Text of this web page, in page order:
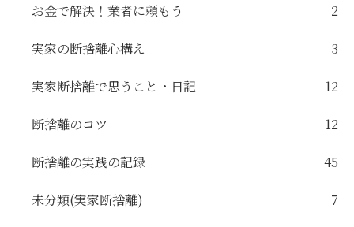
お金で解決！業者に頼もう 2
実家の断捨離心構え 3
実家断捨離で思うこと・日記 12
断捨離のコツ 12
断捨離の実践の記録 45
未分類(実家断捨離) 7